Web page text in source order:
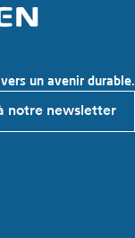
un avenir durable.
notre newsletter